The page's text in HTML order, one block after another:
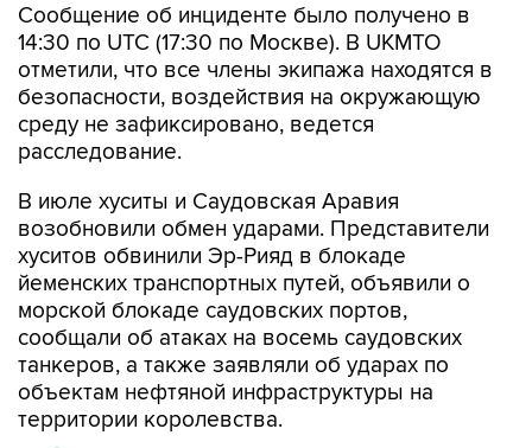
Сообщение об инциденте было получено в
14:30 по UTC (17:30 по Москве). В UKMTO
отметили, что все члены экипажа находятся в
безопасности, воздействия на окружающую
среду не зафиксировано, ведется
расследование.
В июле хуситы и Саудовская Аравия
возобновили обмен ударами. Представители
хуситов обвинили Эр-Рияд в блокаде
йеменских транспортных путей, объявили о
морской блокаде саудовских портов,
сообщали об атаках на восемь саудовских
танкеров, а также заявляли об ударах по
объектам нефтяной инфраструктуры на
территории королевства.